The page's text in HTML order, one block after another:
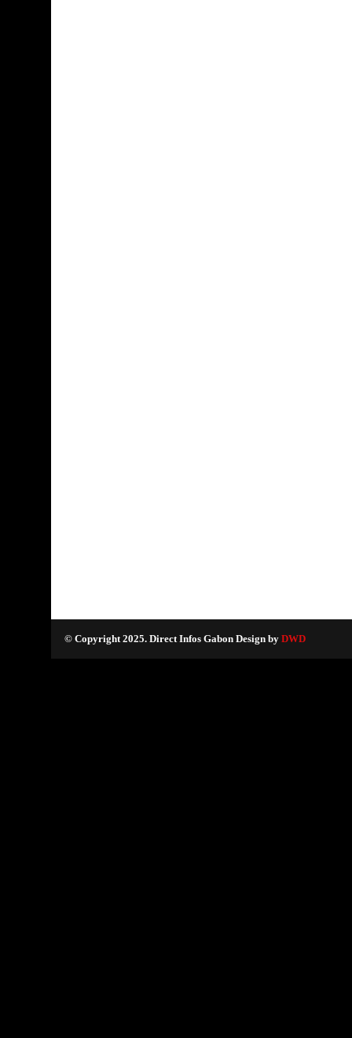
© Copyright 2025. Direct Infos Gabon Design by DWD